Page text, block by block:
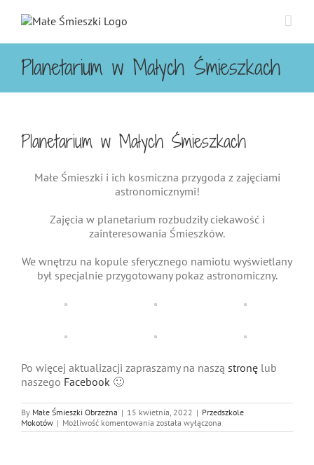
Planetarium w Małych Śmieszkach
Planetarium w Małych Śmieszkach
Małe Śmieszki i ich kosmiczna przygoda z zajęciami
astronomicznymi!
Zajęcia w planetarium rozbudziły ciekawość i
zainteresowania Śmieszków.
We wnętrzu na kopule sferycznego namiotu wyświetlany
był specjalnie przygotowany pokaz astronomiczny.
Po więcej aktualizacji zapraszamy na naszą stronę lub
naszego Facebook 🙂
By Małe Śmieszki Obrzeżna | 15 kwietnia, 2022 | Przedszkole
Mokotów | Możliwość komentowania Planetarium
w
została wyłączona